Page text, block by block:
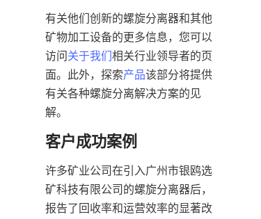
有关他们创新的螺旋分离器和其他
矿物加工设备的更多信息，您可以
访问关于我们相关行业领导者的页
面。此外，探索产品该部分将提供
有关各种螺旋分离解决方案的见
解。
客户成功案例
许多矿业公司在引入广州市银鸥选
矿科技有限公司的螺旋分离器后，
报告了回收率和运营效率的显著改